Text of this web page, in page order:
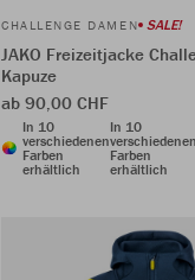
CHALLENGE DAMEN SALE!
JAKO Freizeitjacke
Kapuze
ab 90,00 CHF
In 10
verschiedenen
Farben
erhältlich
In 10
Farben
erhältlich